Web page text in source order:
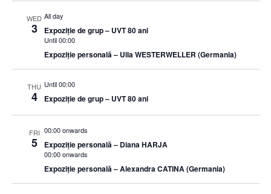
WED
3
All day
Expoziție de grup – UVT 80 ani
Until 00:00
Expoziție personală – Ulla WESTERWELLER (Germania)
THU
4
Until 00:00
Expoziție de grup – UVT 80 ani
FRI
5
00:00 onwards
Expoziție personală – Diana HARJA
00:00 onwards
Expoziție personală – Alexandra CATINA (Germania)